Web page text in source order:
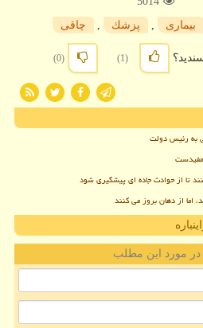
بیماری , پزشك , چاقی
(1)
(0)
به رئیس دولت
مفیدست
تا از حوادث جاده ای پیشگیری شود
اما از دهان بروز می کنند
مورد این مطلب